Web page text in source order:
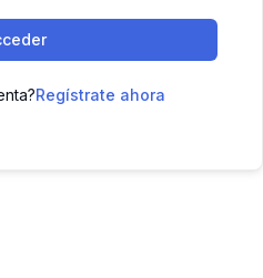
Regístrate ahora